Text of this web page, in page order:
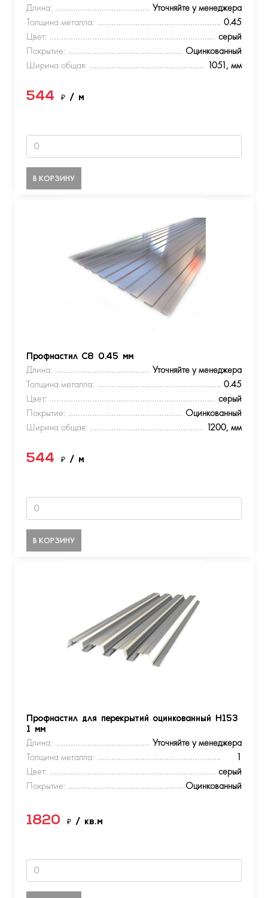
Длина:
Уточняйте у менеджера
Толщина металла:
0.45
Цвет:
серый
Покрытие:
Оцинкованный
Ширина общая:
1051, мм
544 ₽ / м
В КОРЗИНУ
Профнастил С8 0.45 мм
Длина:
Уточняйте у менеджера
Толщина металла:
0.45
Цвет:
серый
Покрытие:
Оцинкованный
Ширина общая:
1200, мм
544 ₽ / м
В КОРЗИНУ
Профнастил для перекрытий оцинкованный Н153
1 мм
Длина:
Уточняйте у менеджера
Толщина металла:
1
Цвет:
серый
Покрытие:
Оцинкованный
1820 ₽ / кв.м